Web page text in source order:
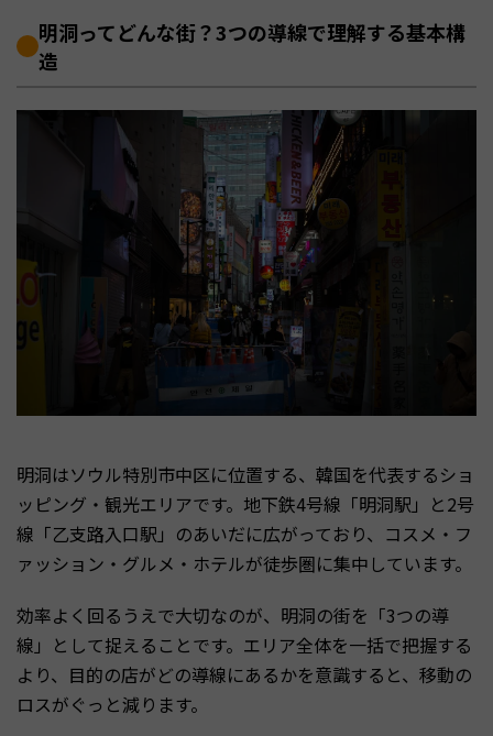
明洞ってどんな街？3つの導線で理解する基本構
造
明洞はソウル特別市中区に位置する、韓国を代表するショ
ッピング・観光エリアです。地下鉄4号線「明洞駅」と2号
線「乙支路入口駅」のあいだに広がっており、コスメ・フ
ァッション・グルメ・ホテルが徒歩圏に集中しています。
効率よく回るうえで大切なのが、明洞の街を「3つの導
線」として捉えることです。エリア全体を一括で把握する
より、目的の店がどの導線にあるかを意識すると、移動の
ロスがぐっと減ります。